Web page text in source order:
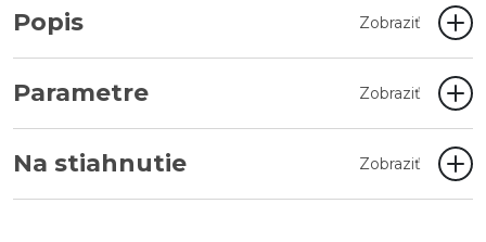
Popis Zobraziť
Parametre Zobraziť
Na stiahnutie Zobraziť